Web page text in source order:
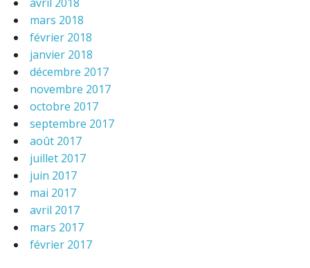
mars 2018
février 2018
janvier 2018
décembre 2017
novembre 2017
octobre 2017
septembre 2017
août 2017
juillet 2017
juin 2017
mai 2017
avril 2017
mars 2017
février 2017